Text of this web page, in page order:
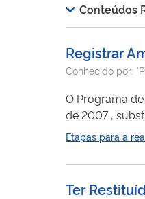
Conteúdos
Registrar
Conhecido por:
O Programa de
de 2007 , substituído pelo Decreto n.º 9.579, de 22 de novembro de 2018 , art. 109 à
adolescentes
programa, por
Etapas para a
Ter